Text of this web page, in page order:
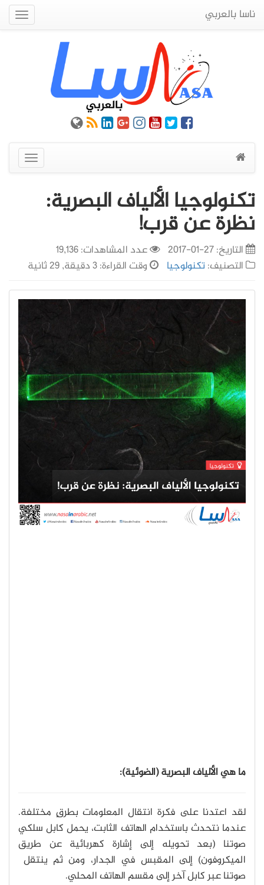
ناسا بالعربي
عرض
القائمة
تكنولوجيا الألياف البصرية:
نظرة عن قرب!
التاريخ:27-01-2017
عدد المشاهدات: 19,136
التصنيف:تكنولوجيا وقت القراءة: 3 دقيقة, 29 ثانية
ما هي الألياف البصرية (الضوئية):
لقد اعتدنا على فكرة انتقال المعلومات بطرقٍ مختلفة.
عندما نتحدث باستخدام الهاتف الثابت، يحمل كابل سلكي
صوتنا (بعد تحويله إلى إشارة كهربائية عن طريق
الميكروفون) إلى المقبس في الجدار، ومن ثم ينتقل
صوتنا عبر كابل آخر إلى مقسم الهاتف المحلي.